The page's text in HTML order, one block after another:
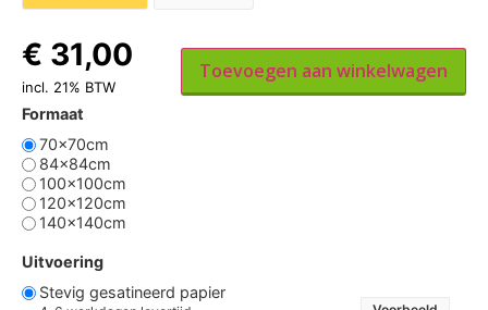
Formaat
70x70cm
84x84cm
100x100cm
120x120cm
140x140cm
Uitvoering
Stevig gesatineerd papier
€ 31,00
incl. 21% BTW
Toevoegen aan winkelwagen